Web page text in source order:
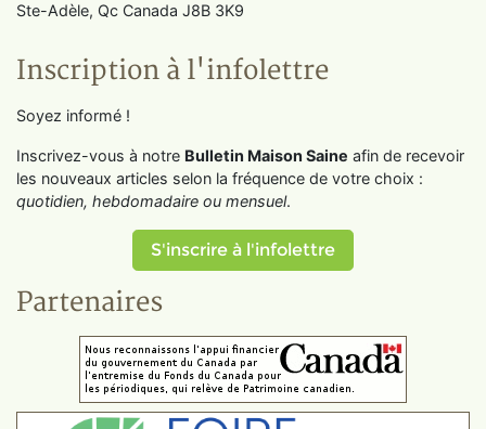
Ste-Adèle, Qc Canada J8B 3K9
Inscription à l'infolettre
Soyez informé !
Inscrivez-vous à notre Bulletin Maison Saine afin de recevoir
les nouveaux articles selon la fréquence de votre choix :
quotidien, hebdomadaire ou mensuel.
S'inscrire à l'infolettre
Partenaires